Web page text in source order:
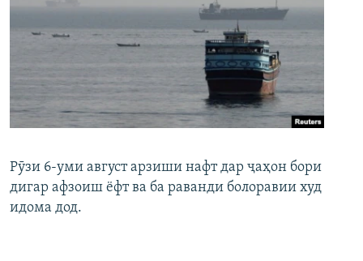
Рӯзи 6-уми август арзиши нафт дар ҷаҳон бори
дигар афзоиш ёфт ва ба раванди болоравии худ
идома дод.